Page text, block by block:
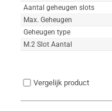
Aantal geheugen slots
Max. Geheugen
Geheugen type
M.2 Slot Aantal
Vergelijk product